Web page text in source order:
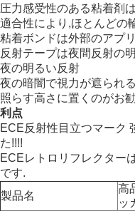
圧力感受性のある粘着剤
適合性により,ほとんどの
粘着ボンドは外部のアプ
反射テープは夜間反射の
夜の明るい反射
夜の暗闇で視力が遮られ
照らす高さに置くのがお
利点
ECE反射性目立つマーク
た!!!!
ECEレトロリフレクター
です.
製品名
高
ッ